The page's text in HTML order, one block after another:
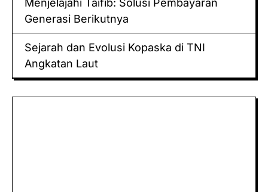
Generasi Berikutnya
Sejarah dan Evolusi Kopaska di TNI
Angkatan Laut